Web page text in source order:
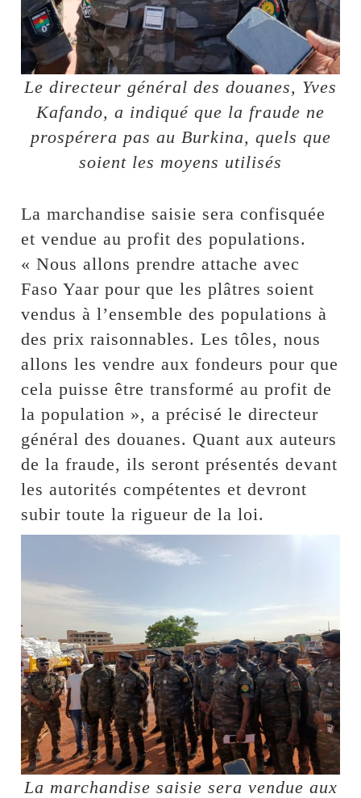
Le directeur général des douanes, Yves
Kafando, a indiqué que la fraude ne
prospérera pas au Burkina, quels que
soient les moyens utilisés
La marchandise saisie sera confisquée
et vendue au profit des populations.
« Nous allons prendre attache avec
Faso Yaar pour que les plâtres soient
vendus à l’ensemble des populations à
des prix raisonnables. Les tôles, nous
allons les vendre aux fondeurs pour que
cela puisse être transformé au profit de
la population », a précisé le directeur
général des douanes. Quant aux auteurs
de la fraude, ils seront présentés devant
les autorités compétentes et devront
subir toute la rigueur de la loi.
La marchandise saisie sera vendue aux